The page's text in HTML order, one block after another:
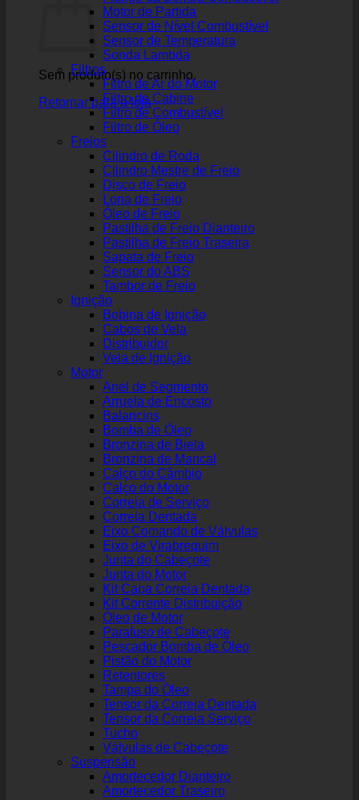
Sem produto(s) no carrinho.
Retornar para a loja
Motor de Partida
Sensor de Nível Combustível
Sensor de Temperatura
Sonda Lambda
Filtros
Filtro de Ar do Motor
Filtro de Cabine
Filtro de Combustível
Filtro de Óleo
Freios
Cilindro de Roda
Cilindro Mestre de Freio
Disco de Freio
Lona de Freio
Óleo de Freio
Pastilha de Freio Dianteiro
Pastilha de Freio Traseira
Sapata de Freio
Sensor do ABS
Tambor de Freio
Ignição
Bobina de Ignição
Cabos de Vela
Distribuidor
Vela de Ignição
Motor
Anel de Segmento
Arruela de Encosto
Balancins
Bomba de Óleo
Bronzina de Biela
Bronzina de Mancal
Calço do Câmbio
Calço do Motor
Correia de Serviço
Correia Dentada
Eixo Comando de Válvulas
Eixo de Virabrequim
Junta do Cabeçote
Junta do Motor
Kit Capa Correia Dentada
Kit Corrente Distribuição
Óleo de Motor
Parafuso de Cabeçote
Pescador Bomba de Óleo
Pistão do Motor
Retentores
Tampa do Óleo
Tensor da Correia Dentada
Tensor da Correia Serviço
Tucho
Válvulas de Cabeçote
Suspensão
Amortecedor Dianteiro
Amortecedor Traseiro